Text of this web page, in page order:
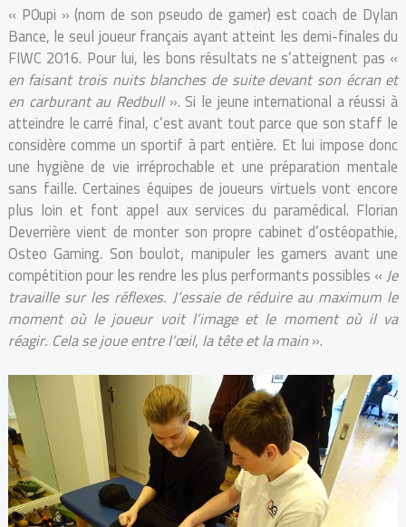
« P0upi » (nom de son pseudo de gamer) est coach de Dylan
Bance, le seul joueur français ayant atteint les demi-finales du
FIWC 2016. Pour lui, les bons résultats ne s’atteignent pas «
en faisant trois nuits blanches de suite devant son écran et
en carburant au Redbull». Si le jeune international a réussi à
atteindre le carré final, c’est avant tout parce que son staff le
considère comme un sportif à part entière. Et lui impose donc
une hygiène de vie irréprochable et une préparation mentale
sans faille. Certaines équipes de joueurs virtuels vont encore
plus loin et font appel aux services du paramédical. Florian
Deverrière vient de monter son propre cabinet d’ostéopathie,
Osteo Gaming. Son boulot, manipuler les gamers avant une
compétition pour les rendre les plus performants possibles «Je
travaille sur les réflexes. J’essaie de réduire au maximum le
moment où le joueur voit l’image et le moment où il va
réagir. Cela se joue entre l’œil, la tête et la main».